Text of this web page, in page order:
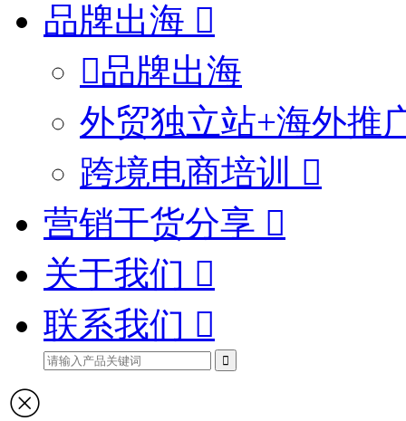
品牌出海
品牌出海
外贸独立站+海外推
跨境电商培训
营销干货分享
关于我们
联系我们